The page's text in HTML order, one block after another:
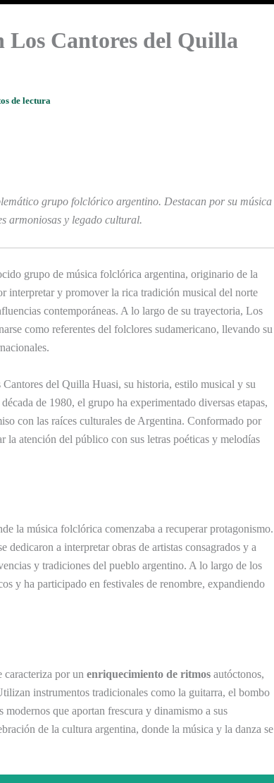
Los Cantores del Quilla
de lectura
grupo folclórico argentino. Destacan por su música
armoniosas y legado cultural.
grupo de música folclórica argentina, originario de la
interpretar y promover la rica tradición musical del norte
contemporáneas. A lo largo de su trayectoria, Los
como referentes del folclores sudamericano, llevando su
del Quilla Huasi, su historia, estilo musical y su
de 1980, el grupo ha experimentado diversas etapas,
con las raíces culturales de Argentina. Conformado por
la atención del público con sus letras poéticas y melodías
la música folclórica comenzaba a recuperar protagonismo.
a interpretar obras de artistas consagrados y a
y tradiciones del pueblo argentino. A lo largo de los
y ha participado en festivales de renombre, expandiendo
por un enriquecimiento de ritmos autóctonos,
instrumentos tradicionales como la guitarra, el bombo
que aportan frescura y dinamismo a sus
de la cultura argentina, donde la música y la danza se